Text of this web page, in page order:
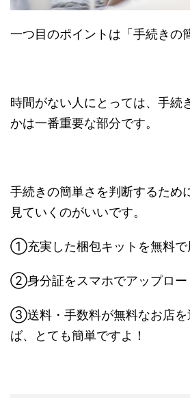
一つ目のポイントは 「 手続きの
時間がない人にとっては、 手続
かは一番重要な部分です。
手続きの簡単さを判断するため
見ていくのがいいです。
①充実した梱包キットを無料
②身分証をスマホでアップロー
③送料・手数料が無料なお店
ば、とても簡単ですよ！